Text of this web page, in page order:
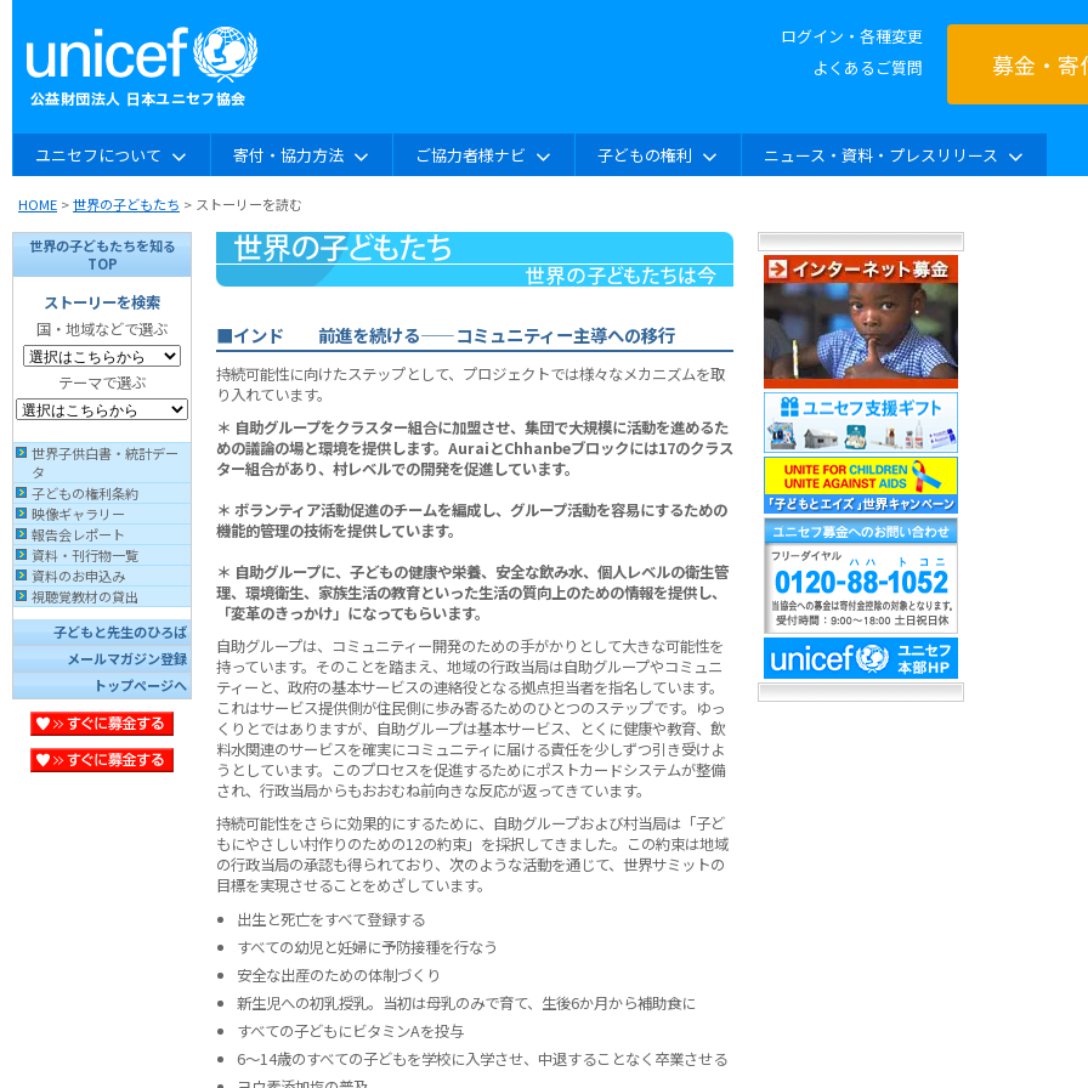
ログイン・各種変更
よくあるご質問
募金・寄
ユニセフについて 寄付・協力方法 ご協力者様ナビ 子どもの権利 ニュース・資料・プレスリリース
HOME >世界の子どもたち > ストーリーを読む
世界の子どもたちを知る
TOP
ストーリーを検索
国・地域などで選ぶ
テーマで選ぶ
世界子供白書・統計デー
タ
子どもの権利条約
映像ギャラリー
報告会レポート
資料・刊行物一覧
資料のお申込み
視聴覚教材の貸出
子どもと先生のひろば
メールマガジン登録
トップページへ
■インド 前進を続ける——コミュニティー主導への移行
持続可能性に向けたステップとして、プロジェクトでは様々なメカニズムを取
り入れています。
＊ 自助グループをクラスター組合に加盟させ、集団で大規模に活動を進めるた
めの議論の場と環境を提供します。AuraiとChhanbeブロックには17のクラス
ター組合があり、村レベルでの開発を促進しています。
＊ ボランティア活動促進のチームを編成し、グループ活動を容易にするための
機能的管理の技術を提供しています。
＊ 自助グループに、子どもの健康や栄養、安全な飲み水、個人レベルの衛生管
理、環境衛生、家族生活の教育といった生活の質向上のための情報を提供し、
「変革のきっかけ」になってもらいます。
自助グループは、コミュニティー開発のための手がかりとして大きな可能性を
持っています。そのことを踏まえ、地域の行政当局は自助グループやコミュニ
ティーと、政府の基本サービスの連絡役となる拠点担当者を指名しています。
これはサービス提供側が住民側に歩み寄るためのひとつのステップです。ゆっ
くりとではありますが、自助グループは基本サービス、とくに健康や教育、飲
料水関連のサービスを確実にコミュニティに届ける責任を少しずつ引き受けよ
うとしています。このプロセスを促進するためにポストカードシステムが整備
され、行政当局からもおおむね前向きな反応が返ってきています。
持続可能性をさらに効果的にするために、自助グループおよび村当局は「子ど
もにやさしい村作りのための12の約束」を採択してきました。この約束は地域
の行政当局の承認も得られており、次のような活動を通じて、世界サミットの
目標を実現させることをめざしています。
出生と死亡をすべて登録する
すべての幼児と妊婦に予防接種を行なう
安全な出産のための体制づくり
新生児への初乳授乳。当初は母乳のみで育て、生後6か月から補助食に
すべての子どもにビタミンAを投与
6〜14歳のすべての子どもを学校に入学させ、中退することなく卒業させる